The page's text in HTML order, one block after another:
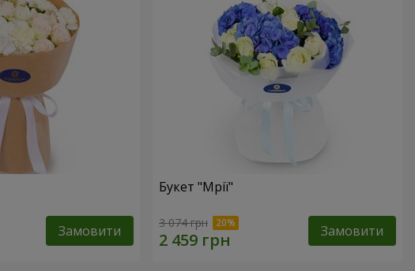
Замовити
Букет "Мрії"
3 074 грн Замовити